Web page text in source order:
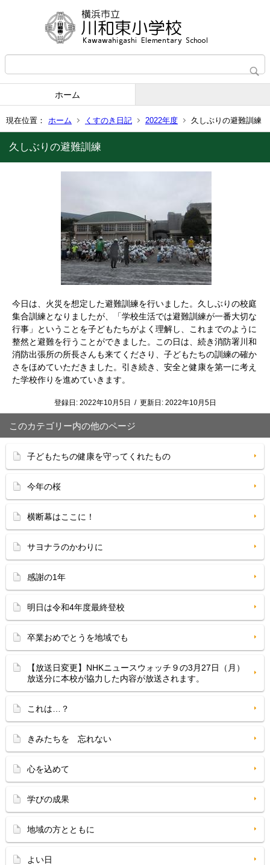
ホーム
現在位置： ホーム くすのき日記 2022年度 久しぶりの避難訓練
久しぶりの避難訓練
今日は、火災を想定した避難訓練を行いました。久しぶりの校庭
集合訓練となりましたが、「学校生活では避難訓練が一番大切な
行事」ということを子どもたちがよく理解し、これまでのように
整然と避難を行うことができました。この日は、続き消防署川和
消防出張所の所長さんも来てくださり、子どもたちの訓練の確か
さをほめていただきました。引き続き、安全と健康を第一に考え
た学校作りを進めていきます。
登録日: 2022年10月5日 / 更新日: 2022年10月5日
このカテゴリー内の他のページ
子どもたちの健康を守ってくれたもの
今年の桜
横断幕はここに！
サヨナラのかわりに
感謝の1年
明日は令和4年度最終登校
卒業おめでとうを地域でも
【放送日変更】NHKニュースウォッチ９の3月27日（月）
放送分に本校が協力した内容が放送されます。
これは…？
きみたちを 忘れない
心を込めて
学びの成果
地域の方とともに
よい日